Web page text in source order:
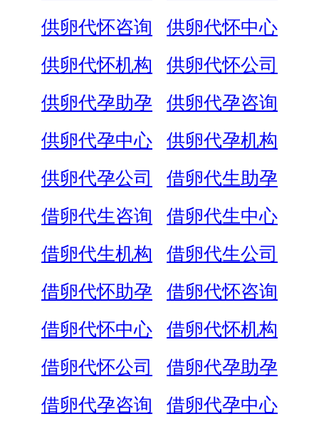
供卵代怀咨询
供卵代怀中心
供卵代怀机构
供卵代怀公司
供卵代孕助孕
供卵代孕咨询
供卵代孕中心
供卵代孕机构
供卵代孕公司
借卵代生助孕
借卵代生咨询
借卵代生中心
借卵代生机构
借卵代生公司
借卵代怀助孕
借卵代怀咨询
借卵代怀中心
借卵代怀机构
借卵代怀公司
借卵代孕助孕
借卵代孕咨询
借卵代孕中心